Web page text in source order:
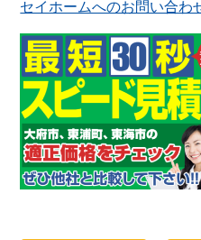
セイホームへのお問い合わ